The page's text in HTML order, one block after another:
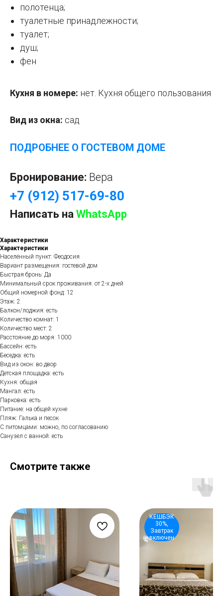
полотенца;
туалетные принадлежности;
туалет;
душ;
фен
Кухня в номере: нет. Кухня общего пользования
Вид из окна: сад
ПОДРОБНЕЕ О ГОСТЕВОМ ДОМЕ
Бронирование: Вера
+7 (912) 517-69-80
Написать на WhatsApp
Характеристики
Характеристики
Населённый пункт: Феодосия
Вариант размещения: гостевой дом
Быстрая бронь: Да
Минимальный срок проживания: от 2-х дней
Общий номерной фонд: 12
Этаж: 2
Балкон/лоджия: есть
Количество комнат: 1
Количество мест: 2
Расстояние до моря: 1000
Бассейн: есть
Беседка: есть
Вид из окон: во двор
Детская площадка: есть
Кухня: общая
Мангал: есть
Парковка: есть
Питание: на общей кухне
Пляж: Галька и песок
С питомцами: можно, по согласованию
Санузел с ванной: есть
Смотрите также
КЕШБЭК
30%,
Завтрак
включен